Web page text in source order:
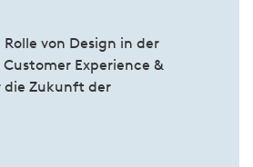
von Design in der
Experience &
Zukunft der